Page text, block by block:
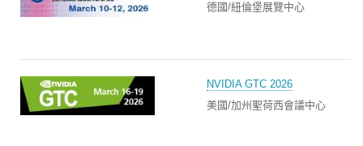
德國/紐倫堡展覽中心
NVIDIA GTC 2026
美國/加州聖荷西會議中心